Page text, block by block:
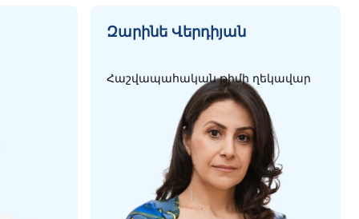
Զարինե Վերդիյան
Հաշվապահական թիմի ղեկավար